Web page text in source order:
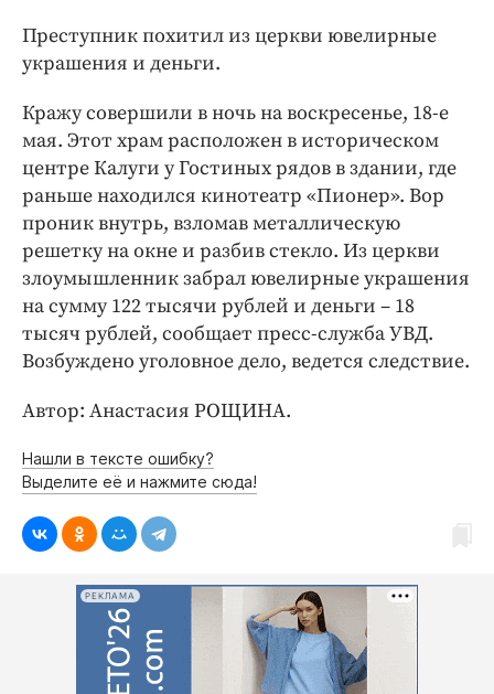
Недвижимость и ЖКХ
Общество
Погода
Праздники
Происшествия
Спорт
Экономика и бизнес
ПРОЕКТЫ
Блоги
Издания
Интересное чтиво
Клиника года
Бренд года
Преступник похитил из церкви ювелирные
украшения и деньги.
Кражу совершили в ночь на воскресенье, 18-е
мая. Этот храм расположен в историческом
центре Калуги у Гостиных рядов в здании, где
раньше находился кинотеатр «Пионер». Вор
проник внутрь, взломав металлическую
решетку на окне и разбив стекло. Из церкви
злоумышленник забрал ювелирные украшения
на сумму 122 тысячи рублей и деньги – 18
тысяч рублей, сообщает пресс-служба УВД.
Возбуждено уголовное дело, ведется следствие.
Автор: Анастасия РОЩИНА.
Нашли в тексте ошибку?
Выделите её и нажмите сюда!
РЕКЛАМА